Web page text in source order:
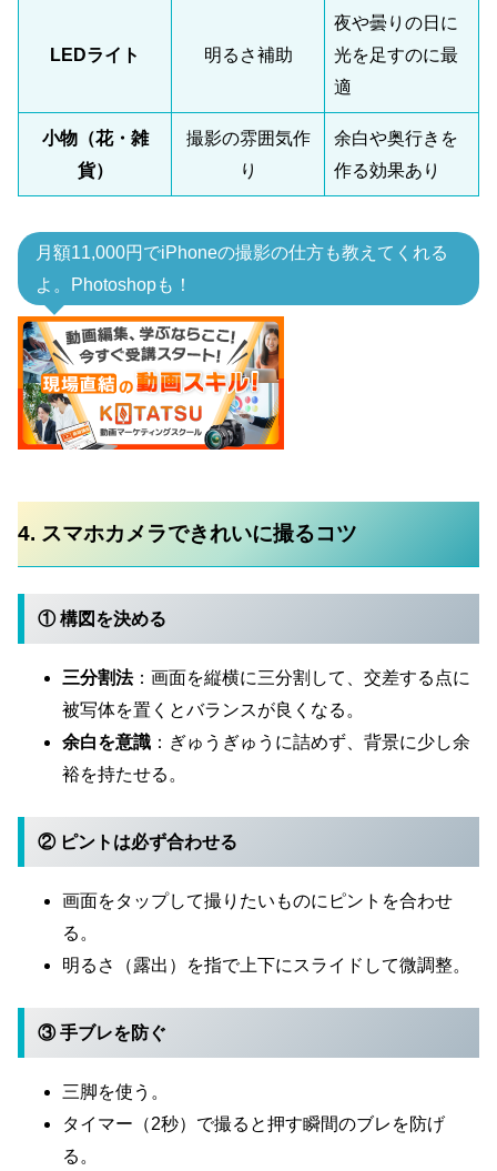
LEDライト 明るさ補助
夜や曇りの日に
光を足すのに最
適
小物（花・雑
貨）
撮影の雰囲気作
り
余白や奥行きを
作る効果あり
月額11,000円でiPhoneの撮影の仕方も教えてくれる
よ。Photoshopも！
4. スマホカメラできれいに撮るコツ
① 構図を決める
三分割法：画面を縦横に三分割して、交差する点に
被写体を置くとバランスが良くなる。
余白を意識 ：ぎゅうぎゅうに詰めず、背景に少し余
裕を持たせる。
② ピントは必ず合わせる
画面をタップして撮りたいものにピントを合わせ
る。
明るさ（露出）を指で上下にスライドして微調整。
③ 手ブレを防ぐ
三脚を使う。
タイマー（2秒）で撮ると押す瞬間のブレを防げ
る。